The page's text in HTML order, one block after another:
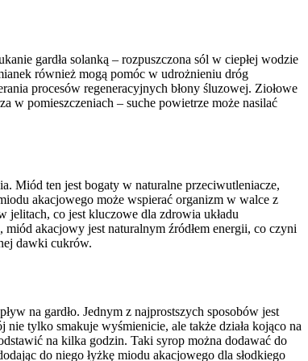
gardła solanką – rozpuszczona sól w ciepłej wodzie
również mogą pomóc w udrożnieniu dróg
procesów regeneracyjnych błony śluzowej. Ziołowe
w pomieszczeniach – suche powietrze może nasilać
Miód ten jest bogaty w naturalne przeciwutleniacze,
akacjowego może wspierać organizm w walce z
jelitach, co jest kluczowe dla zdrowia układu
akacjowy jest naturalnym źródłem energii, co czyni
dawki cukrów.
na gardło. Jednym z najprostszych sposobów jest
tylko smakuje wyśmienicie, ale także działa kojąco na
na kilka godzin. Taki syrop można dodawać do
do niego łyżkę miodu akacjowego dla słodkiego